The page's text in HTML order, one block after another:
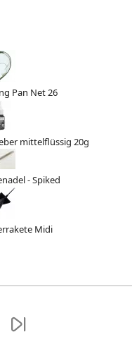
Pan Net 26
mittelflüssig 20g
- Spiked
Midi